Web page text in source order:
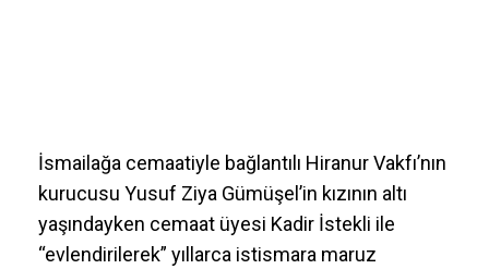
İsmailağa cemaatiyle bağlantılı Hiranur Vakfı’nın
kurucusu Yusuf Ziya Gümüşel’in kızının altı
yaşındayken cemaat üyesi Kadir İstekli ile
“evlendirilerek” yıllarca istismara maruz